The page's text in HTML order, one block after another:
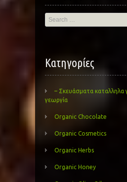
Search
for:
Kατηγορίες
– Σκευάσματα καταλληλα
γεωργία
Organic Chocolate
Organic Cosmetics
Organic Herbs
Organic Honey